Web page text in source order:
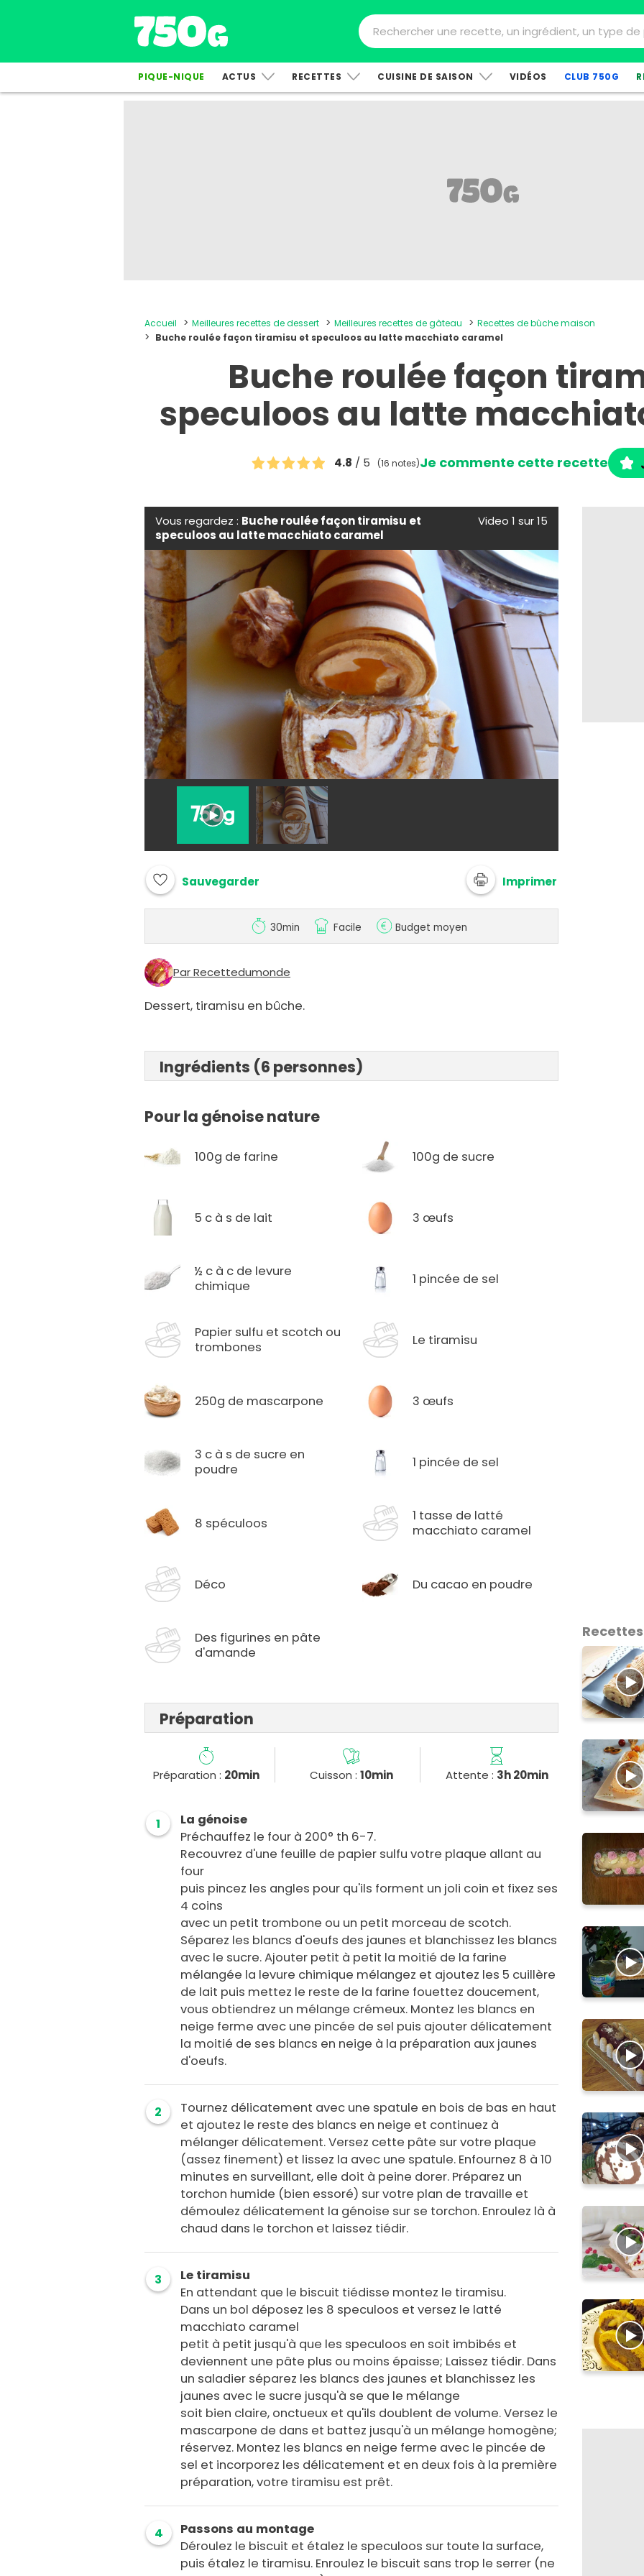
PIQUE-NIQUE ACTUS RECETTES CUISINE DE SAISON VIDÉOS CLUB 750G
Accueil Meilleures recettes de dessert Meilleures recettes de gâteau
Recettes de bûche maison
Buche roulée façon tiramisu et speculoos au latte macchiato caramel
Buche roulée façon
speculoos au latte
4.8 / 5 (16 notes)Je commente cette recette
Vous regardez : Buche roulée façon tiramisu et
speculoos au latte macchiato caramel
Video 1 sur 15
Sauvegarder Imprimer
30min Facile Budget moyen
Par Recettedumonde
Dessert, tiramisu en bûche.
Ingrédients (6 personnes)
Pour la génoise nature
100g de farine 100g de sucre
5 c à s de lait 3 œufs
½ c à c de levure
chimique
1 pincée de sel
Papier sulfu et scotch ou
trombones
Le tiramisu
250g de mascarpone 3 œufs
3 c à s de sucre en
poudre
1 pincée de sel
8 spéculoos
1 tasse de latté
macchiato caramel
Déco Du cacao en poudre
Des figurines en pâte
d'amande
Préparation
Préparation : 20min Cuisson :10min Attente : 3h 20min
1
La génoise
Préchauffez le four à 200° th 6-7.
Recouvrez d'une feuille de papier sulfu votre plaque allant au
four
puis pincez les angles pour qu'ils forment un joli coin et fixez ses
4 coins
avec un petit trombone ou un petit morceau de scotch.
Séparez les blancs d'oeufs des jaunes et blanchissez les blancs
avec le sucre. Ajouter petit à petit la moitié de la farine
mélangée la levure chimique mélangez et ajoutez les 5 cuillère
de lait puis mettez le reste de la farine fouettez doucement,
vous obtiendrez un mélange crémeux. Montez les blancs en
neige ferme avec une pincée de sel puis ajouter délicatement
la moitié de ses blancs en neige à la préparation aux jaunes
d'oeufs.
2
Tournez délicatement avec une spatule en bois de bas en haut
et ajoutez le reste des blancs en neige et continuez à
mélanger délicatement. Versez cette pâte sur votre plaque
(assez finement) et lissez la avec une spatule. Enfournez 8 à 10
minutes en surveillant, elle doit à peine dorer. Préparez un
torchon humide (bien essoré) sur votre plan de travaille et
démoulez délicatement la génoise sur se torchon. Enroulez là à
chaud dans le torchon et laissez tiédir.
3
Le tiramisu
En attendant que le biscuit tiédisse montez le tiramisu.
Dans un bol déposez les 8 speculoos et versez le latté
macchiato caramel
petit à petit jusqu'à que les speculoos en soit imbibés et
deviennent une pâte plus ou moins épaisse; Laissez tiédir. Dans
un saladier séparez les blancs des jaunes et blanchissez les
jaunes avec le sucre jusqu'à se que le mélange
soit bien claire, onctueux et qu'ils doublent de volume. Versez le
mascarpone de dans et battez jusqu'à un mélange homogène;
réservez. Montez les blancs en neige ferme avec le pincée de
sel et incorporez les délicatement et en deux fois à la première
préparation, votre tiramisu est prêt.
4
Passons au montage
Déroulez le biscuit et étalez le speculoos sur toute la surface,
puis étalez le tiramisu. Enroulez le biscuit sans trop le serrer (ne